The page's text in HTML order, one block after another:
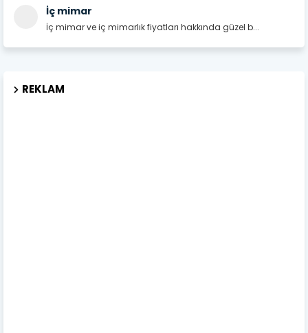
İç mimar
İç mimar ve iç mimarlık fiyatları hakkında güzel b...
REKLAM